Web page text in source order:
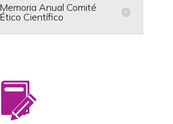
Memoria Anual Comité
Ético Científico